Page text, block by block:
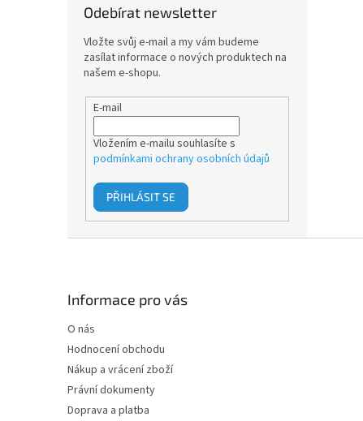
Odebírat newsletter
Vložte svůj e-mail a my vám budeme
zasílat informace o nových produktech na
našem e-shopu.
E-mail
Vložením e-mailu souhlasíte s
podmínkami ochrany osobních údajů
PŘIHLÁSIT SE
Informace pro vás
O nás
Hodnocení obchodu
Nákup a vrácení zboží
Právní dokumenty
Doprava a platba